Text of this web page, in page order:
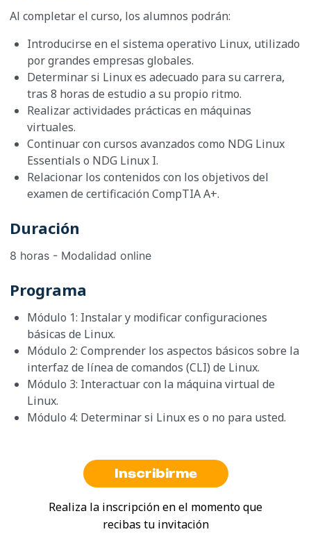
Al completar el curso, los alumnos podrán:
Introducirse en el sistema operativo Linux, utilizado
por grandes empresas globales.
Determinar si Linux es adecuado para su carrera,
tras 8 horas de estudio a su propio ritmo.
Realizar actividades prácticas en máquinas
virtuales.
Continuar con cursos avanzados como NDG Linux
Essentials o NDG Linux I.
Relacionar los contenidos con los objetivos del
examen de certificación CompTIA A+.
Duración
8 horas - Modalidad online
Programa
Módulo 1: Instalar y modificar configuraciones
básicas de Linux.
Módulo 2: Comprender los aspectos básicos sobre la
interfaz de línea de comandos (CLI) de Linux.
Módulo 3: Interactuar con la máquina virtual de
Linux.
Módulo 4: Determinar si Linux es o no para usted.
Inscribirme
Realiza la inscripción en el momento que
recibas tu invitación